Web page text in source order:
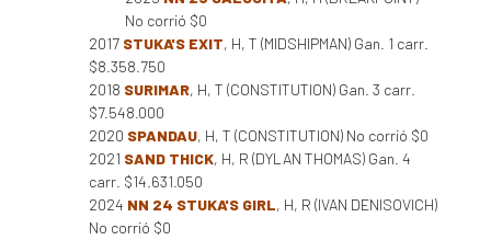
No corrió $0
2017 STUKA'S EXIT, H, T (MIDSHIPMAN) Gan. 1 carr.
$8.358.750
2018 SURIMAR, H, T (CONSTITUTION) Gan. 3 carr.
$7.548.000
2020 SPANDAU, H, T (CONSTITUTION) No corrió $0
2021 SAND THICK, H, R (DYLAN THOMAS) Gan. 4
carr. $14.631.050
2024 NN 24 STUKA'S GIRL, H, R (IVAN DENISOVICH)
No corrió $0